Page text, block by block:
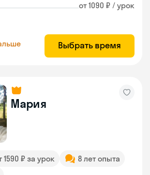
от 1090 ₽ / урок
Выбрать время
Мария
1590 ₽ за урок
8 лет опыта